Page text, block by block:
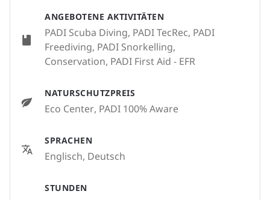
ANGEBOTENE AKTIVITÄTEN
PADI Scuba Diving, PADI TecRec, PADI
Freediving, PADI Snorkelling,
Conservation, PADI First Aid - EFR
NATURSCHUTZPREIS
Eco Center, PADI 100% Aware
SPRACHEN
Englisch, Deutsch
STUNDEN